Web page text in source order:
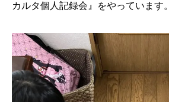
カルタ個人記録会』をやっています。